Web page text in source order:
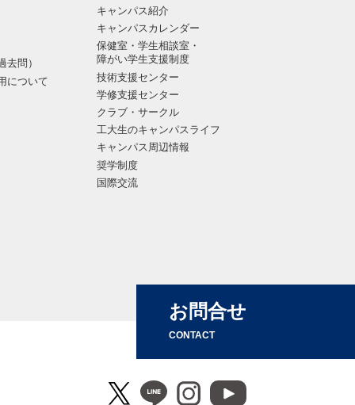
去問）
について
キャンパス紹介
キャンパスカレンダー
保健室・学生相談室・
障がい学生支援制度
技術支援センター
学修支援センター
クラブ・サークル
工大生のキャンパスライフ
キャンパス周辺情報
奨学制度
国際交流
お問合せ
CONTACT